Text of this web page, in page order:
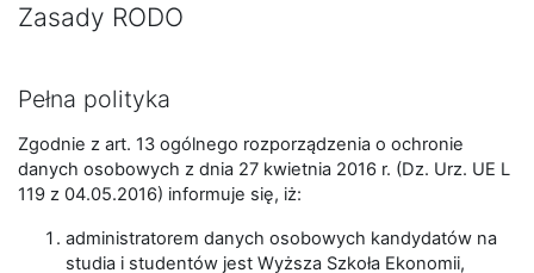
Zasady RODO
Pełna polityka
Zgodnie z art. 13 ogólnego rozporządzenia o ochronie
danych osobowych z dnia 27 kwietnia 2016 r. (Dz. Urz. UE L
119 z 04.05.2016) informuje się, iż:
administratorem danych osobowych kandydatów na
studia i studentów jest Wyższa Szkoła Ekonomii,